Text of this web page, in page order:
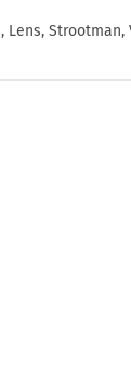
Strootman,